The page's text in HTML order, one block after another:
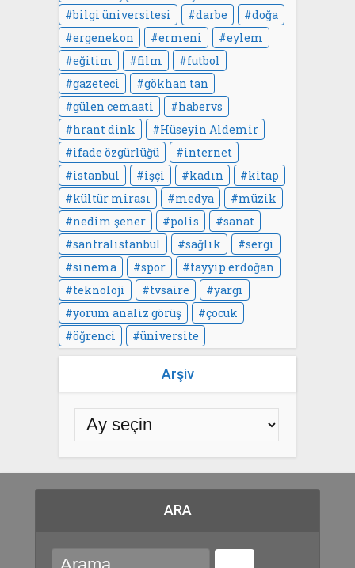
bilgi üniversitesi
darbe
doğa
ergenekon
ermeni
eylem
eğitim
film
futbol
gazeteci
gökhan tan
gülen cemaati
habervs
hrant dink
Hüseyin Aldemir
ifade özgürlüğü
internet
istanbul
işçi kadın
kitap
kültür mirası
medya
müzik
nedim şener
polis
sanat
santralistanbul
sağlık
sergi
sinema
spor
tayyip erdoğan
teknoloji
tvsaire
yargı
yorum analiz görüş
çocuk
öğrenci
üniversite
Arşiv
ARA